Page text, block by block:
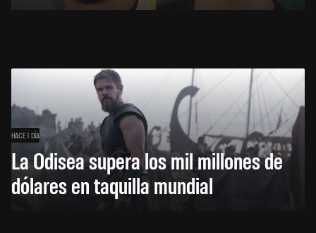
HACE 1 DÍA
La Odisea supera los mil millones de
dólares en taquilla mundial